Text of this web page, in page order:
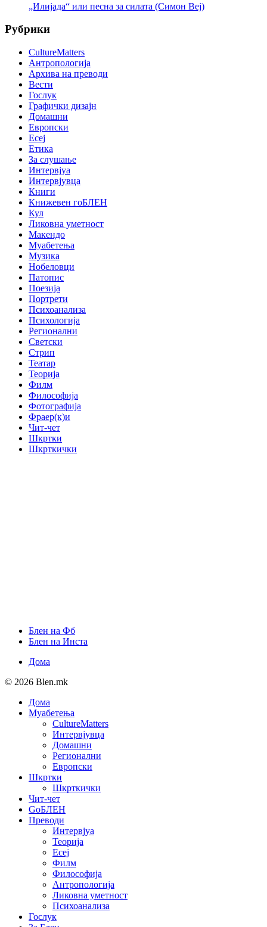
„Илијада“ или песна за силата (Симон Веј)
Рубрики
CultureMatters
Антропологија
Архива на преводи
Вести
Гослук
Графички дизајн
Домашни
Европски
Есеј
Етика
За слушање
Интервјуа
Интервјувца
Книги
Книжевен гоБЛЕН
Кул
Ликовна уметност
Макендо
Муабетења
Музика
Нобеловци
Патопис
Поезија
Портрети
Психоанализа
Психологија
Регионални
Светски
Стрип
Театар
Теорија
Филм
Философија
Фотографија
Фраер(к)и
Чит-чет
Шкртки
Шкрткички
Блен на Фб
Блен на Инста
Дома
© 2026 Blen.mk
Дома
Муабетења
CultureMatters
Интервјувца
Домашни
Регионални
Европски
Шкртки
Шкрткички
Чит-чет
GoБЛЕН
Преводи
Интервјуа
Теорија
Есеј
Филм
Философија
Антропологија
Ликовна уметност
Психоанализа
Гослук